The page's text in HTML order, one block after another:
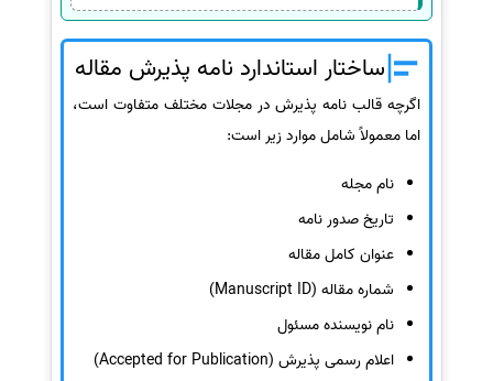
ساختار استاندارد نامه پذیرش مقاله
اگرچه قالب نامه پذیرش در مجلات مختلف متفاوت است،
اما معمولاً شامل موارد زیر است:
نام مجله
تاریخ صدور نامه
عنوان کامل مقاله
شماره مقاله (Manuscript ID)
نام نویسنده مسئول
اعلام رسمی پذیرش (Accepted for Publication)